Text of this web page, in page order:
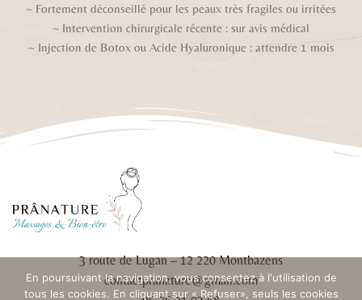
~ Fortement déconseillé pour les peaux très fragiles ou irritées
~ Intervention chirurgicale récente : sur avis médical
~ Injection de Botox ou Acide Hyaluronique : attendre 1 mois
3 route de Lugan – 12 220 Montbazens
contactpranature@gmail.com
En poursuivant la navigation, vous consentez à l'utilisation de
tous les cookies. En cliquant sur « Refuser», seuls les cookies